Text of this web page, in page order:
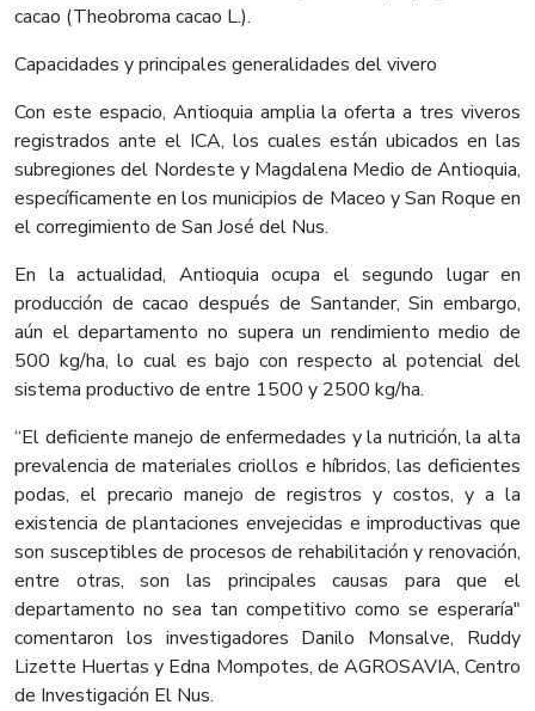
cacao (Theobroma cacao L.).
Capacidades y principales generalidades del vivero
Con este espacio, Antioquia amplia la oferta a tres viveros
registrados ante el ICA, los cuales están ubicados en las
subregiones del Nordeste y Magdalena Medio de Antioquia,
específicamente en los municipios de Maceo y San Roque en
el corregimiento de San José del Nus.
En la actualidad, Antioquia ocupa el segundo lugar en
producción de cacao después de Santander, Sin embargo,
aún el departamento no supera un rendimiento medio de
500 kg/ha, lo cual es bajo con respecto al potencial del
sistema productivo de entre 1500 y 2500 kg/ha.
“El deficiente manejo de enfermedades y la nutrición, la alta
prevalencia de materiales criollos e híbridos, las deficientes
podas, el precario manejo de registros y costos, y a la
existencia de plantaciones envejecidas e improductivas que
son susceptibles de procesos de rehabilitación y renovación,
entre otras, son las principales causas para que el
departamento no sea tan competitivo como se esperaría"
comentaron los investigadores Danilo Monsalve, Ruddy
Lizette Huertas y Edna Mompotes, de AGROSAVIA, Centro
de Investigación El Nus.